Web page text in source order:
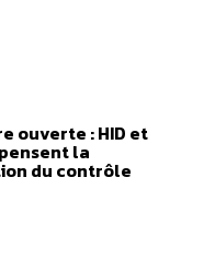
ouverte : HID et
la
du contrôle